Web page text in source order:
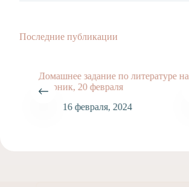
Последние публикации
Домашнее задание по литературе на
вторник, 20 февраля
16 февраля, 2024